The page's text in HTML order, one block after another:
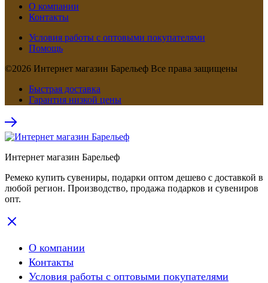
О компании
Контакты
Условия работы с оптовыми покупателями
Помощь
©2026 Интернет магазин Барельеф Все права защищены
Быстрая доставка
Гарантия низкой цены
Интернет магазин Барельеф
Ремеко купить сувениры, подарки оптом дешево с доставкой в
любой регион. Производство, продажа подарков и сувениров
опт.
О компании
Контакты
Условия работы с оптовыми покупателями